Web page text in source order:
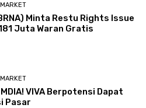
Minta Restu Rights Issue
Juta Waran Gratis
VIVA Berpotensi Dapat
Pasar